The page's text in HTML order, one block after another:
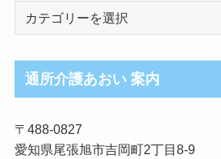
ロ
グ
事
カ
通所介護あおい 案内
〒488-0827
愛知県尾張旭市吉岡町2丁目8-9